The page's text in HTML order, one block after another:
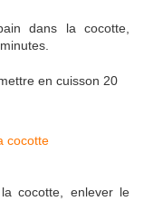
dans la cocotte,
en cuisson 20
cocotte, enlever le